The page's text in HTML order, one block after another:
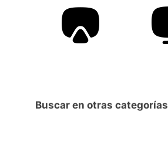
Buscar en otras categorías